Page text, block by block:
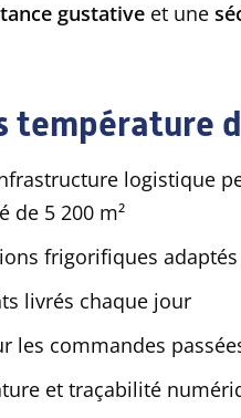
gustative et une
température
logistique
de 5 200 m²
frigorifiques
livrés chaque jour
les commandes
et traçabilité